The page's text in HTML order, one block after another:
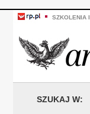
SZKOLENIA
SZUKAJ W: